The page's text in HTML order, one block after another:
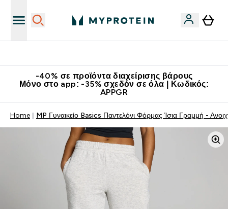
-40% σε προϊόντα διαχείρισης βάρους
Μόνο στο app: -35% σχεδόν σε όλα | Κωδικός:
APPGR
Home MP Γυναικείο Basics Παντελόνι Φόρμας Ίσια Γραμμή -